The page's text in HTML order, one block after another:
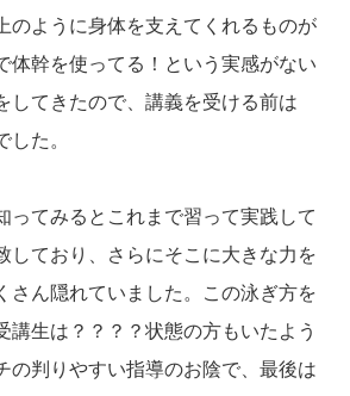
のように身体を支えてくれるものが
体幹を使ってる！という実感がない
してきたので、講義を受ける前は
した。
ってみるとこれまで習って実践して
しており、さらにそこに大きな力を
さん隠れていました。この泳ぎ方を
講生は？？？？状態の方もいたよう
の判りやすい指導のお陰で、最後は